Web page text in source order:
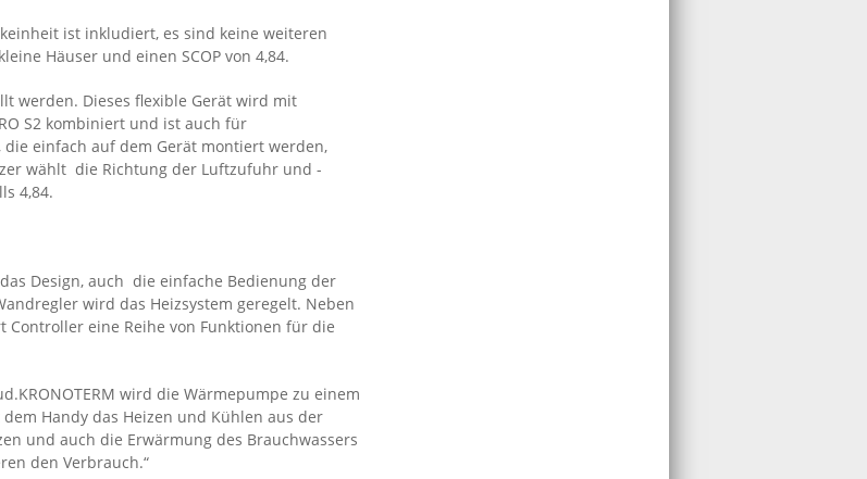
ist inkludiert, es sind keine weiteren
Häuser und einen SCOP von 4,84.
werden. Dieses flexible Gerät wird mit
S2 kombiniert und ist auch für
einfach auf dem Gerät montiert werden,
wählt die Richtung der Luftzufuhr und -
4,84.
Design, auch die einfache Bedienung der
wird das Heizsystem geregelt. Neben
eine Reihe von Funktionen für die
wird die Wärmepumpe zu einem
Handy das Heizen und Kühlen aus der
und auch die Erwärmung des Brauchwassers
den Verbrauch.“